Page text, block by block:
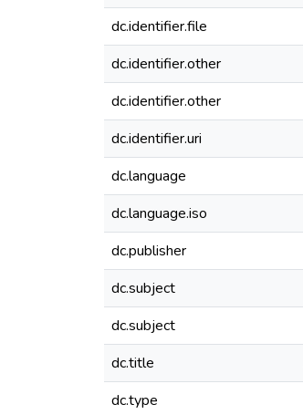
dc.identifier.file
dc.identifier.other
dc.identifier.other
dc.identifier.uri
dc.language
dc.language.iso
dc.publisher
dc.subject
dc.subject
dc.title
dc.type